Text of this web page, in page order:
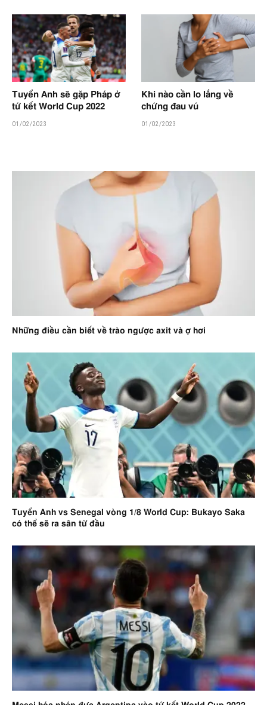
Tuyển Anh sẽ gặp Pháp ở
tứ kết World Cup 2022
01/02/2023
Khi nào cần lo lắng về
chứng đau vú
01/02/2023
Những điều cần biết về trào ngược axit và ợ hơi
Tuyển Anh vs Senegal vòng 1/8 World Cup: Bukayo Saka
có thể sẽ ra sân từ đầu